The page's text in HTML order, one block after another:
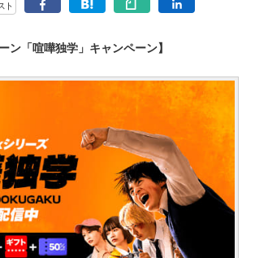
ト
ン「喧嘩独学」キャンペーン】